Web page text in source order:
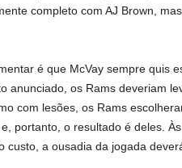
completo com AJ Brown,
é que McVay sempre quis
anunciado, os Rams deveriam
com lesões, os Rams
portanto, o resultado é deles.
custo, a ousadia da jogada